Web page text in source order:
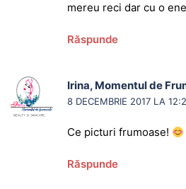
mereu reci dar cu o
Răspunde
Irina, Momentul de
8 DECEMBRIE 2017 LA
Ce picturi frumoase!
Răspunde